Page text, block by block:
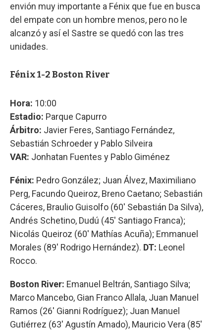
envión muy importante a Fénix que fue en busca
del empate con un hombre menos, pero no le
alcanzó y así el Sastre se quedó con las tres
unidades.
Fénix 1-2 Boston River
Hora: 10:00
Estadio: Parque Capurro
Árbitro: Javier Feres, Santiago Fernández,
Sebastián Schroeder y Pablo Silveira
VAR: Jonhatan Fuentes y Pablo Giménez
Fénix: Pedro González; Juan Álvez, Maximiliano
Perg, Facundo Queiroz, Breno Caetano; Sebastián
Cáceres, Braulio Guisolfo (60' Sebastián Da Silva),
Andrés Schetino, Dudú (45' Santiago Franca);
Nicolás Queiroz (60' Mathías Acuña); Emmanuel
Morales (89' Rodrigo Hernández). DT: Leonel
Rocco.
Boston River: Emanuel Beltrán, Santiago Silva;
Marco Mancebo, Gian Franco Allala, Juan Manuel
Ramos (26' Gianni Rodríguez); Juan Manuel
Gutiérrez (63' Agustín Amado), Mauricio Vera (85'